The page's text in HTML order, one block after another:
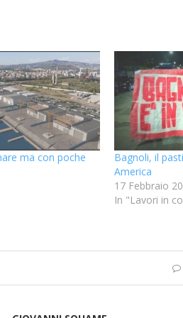
ma con poche
Bagnoli, il
America
17 Febbraio
In "Lavori in